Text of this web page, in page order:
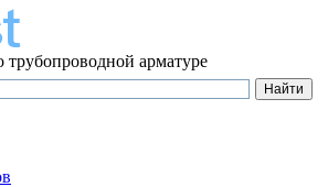
трубопроводной арматуре